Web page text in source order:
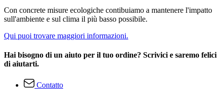
Con concrete misure ecologiche contibuiamo a mantenere l'impatto
sull'ambiente e sul clima il più basso possibile.
Qui puoi trovare maggiori informazioni.
Hai bisogno di un aiuto per il tuo ordine? Scrivici e saremo felici
di aiutarti.
Contatto